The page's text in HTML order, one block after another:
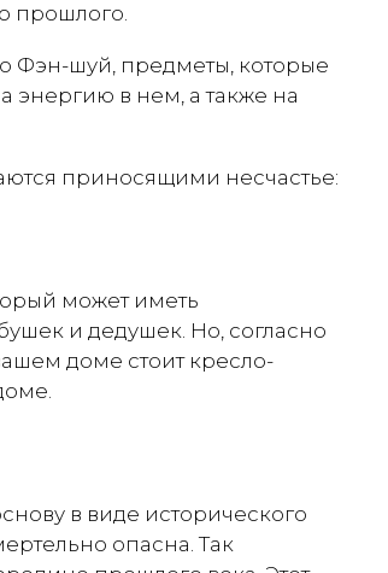
прошлого.
Фэн-шуй, предметы, которые
энергию в нем, а также на
приносящими несчастье:
может иметь
и дедушек. Но, согласно
доме стоит кресло-
в виде исторического
опасна. Так